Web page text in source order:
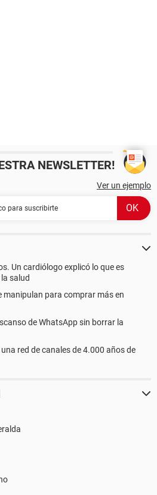
NEWSLETTER!
Ver un ejemplo
Un cardiólogo explicó lo que es
salud
manipulan para comprar más en
de WhatsApp sin borrar la
red de canales de 4.000 años de